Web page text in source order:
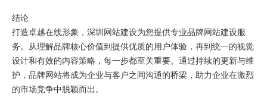
结论
打造卓越在线形象， 深圳网站建设为您提供专业品牌网站建设服
务。从理解品牌核心价值到提供优质的用户体验，再到统一的视觉
设计和有效的内容策略，每一步都至关重要。通过持续的更新与维
护，品牌网站将成为企业与客户之间沟通的桥梁，助力企业在激烈
的市场竞争中脱颖而出。